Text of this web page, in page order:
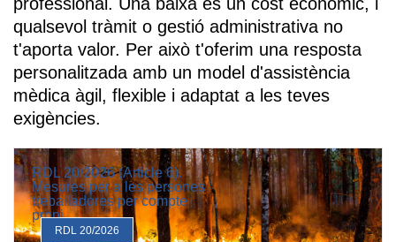
qualsevol tràmit o gestió administrativa no
t'aporta valor. Per això t'oferim una resposta
personalitzada amb un model d'assistència
mèdica àgil, flexible i adaptat a les teves
exigències.
RDL 20/2026 (Article 6).
Mesures per a les persones
treballadores per compte
propi
RDL 20/2026